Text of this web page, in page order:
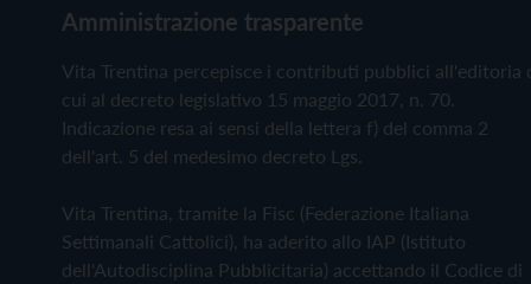
Amministrazione trasparente
Vita Trentina percepisce i contributi pubblici all'editoria
cui al decreto legislativo 15 maggio 2017, n. 70.
Indicazione resa ai sensi della lettera f) del comma 2
dell'art. 5 del medesimo decreto Lgs.
Vita Trentina, tramite la Fisc (Federazione Italiana
Settimanali Cattolici), ha aderito allo IAP (Istituto
dell'Autodisciplina Pubblicitaria) accettando il Codice di